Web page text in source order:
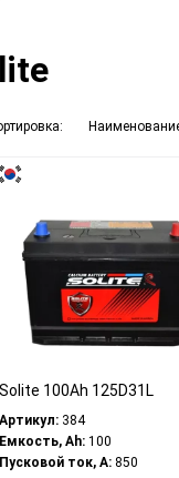
Solite 100Ah 125D31L
Артикул: 384
Емкость, Ah: 100
Пусковой ток, A: 850